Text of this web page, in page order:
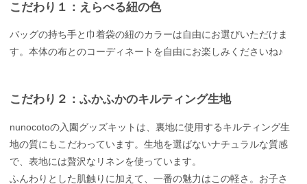
こだわり１：えらべる紐の色
バッグの持ち手と巾着袋の紐のカラーは自由にお選びいただけま
す。本体の布とのコーディネートを自由にお楽しみくださいね♪
こだわり２：ふかふかのキルティング生地
nunocotoの入園グッズキットは、裏地に使用するキルティング生
地の質にもこだわっています。生地を選ばないナチュラルな質感
で、表地には贅沢なリネンを使っています。
ふんわりとした肌触りに加えて、一番の魅力はこの軽さ。お子さ